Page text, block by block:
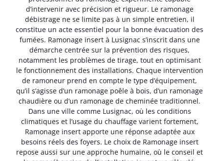
d’intervenir avec précision et rigueur. Le ramonage
débistrage ne se limite pas à un simple entretien, il
constitue un acte essentiel pour la bonne évacuation des
fumées. Ramonage insert à Lusignac s’inscrit dans une
démarche centrée sur la prévention des risques,
notamment les problèmes de tirage, tout en optimisant
le fonctionnement des installations. Chaque intervention
de ramoneur prend en compte le type d’équipement,
qu’il s’agisse d’un ramonage poêle à bois, d’un ramonage
chaudière ou d’un ramonage de cheminée traditionnel.
Dans une ville comme Lusignac, où les conditions
climatiques et l’usage du chauffage varient fortement,
Ramonage insert apporte une réponse adaptée aux
besoins réels des foyers. Le choix de Ramonage insert
repose aussi sur une approche humaine, où le conseil et